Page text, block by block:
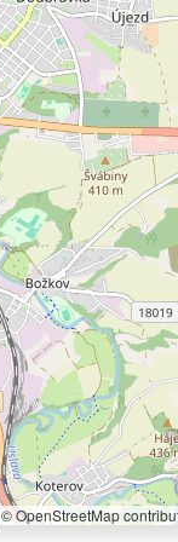
© OpenStreetMap